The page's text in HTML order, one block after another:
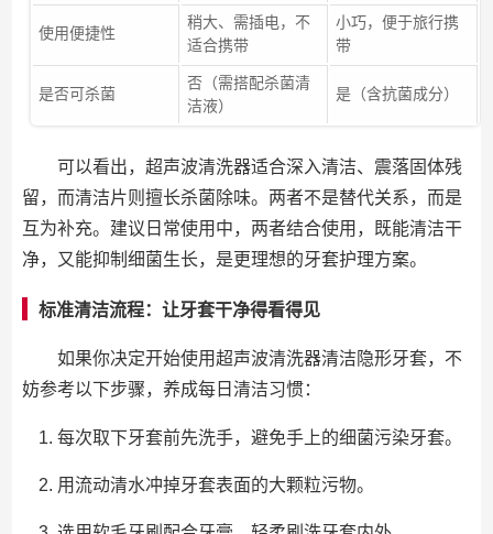
使用便捷性
稍大、需插电，不
适合携带
小巧，便于旅行携
带
是否可杀菌
否（需搭配杀菌清
洁液）
是（含抗菌成分）
可以看出，超声波清洗器适合深入清洁、震落固体残
留，而清洁片则擅长杀菌除味。两者不是替代关系，而是
互为补充。建议日常使用中，两者结合使用，既能清洁干
净，又能抑制细菌生长，是更理想的牙套护理方案。
标准清洁流程：让牙套干净得看得见
如果你决定开始使用超声波清洗器清洁隐形牙套，不
妨参考以下步骤，养成每日清洁习惯：
每次取下牙套前先洗手，避免手上的细菌污染牙套。
用流动清水冲掉牙套表面的大颗粒污物。